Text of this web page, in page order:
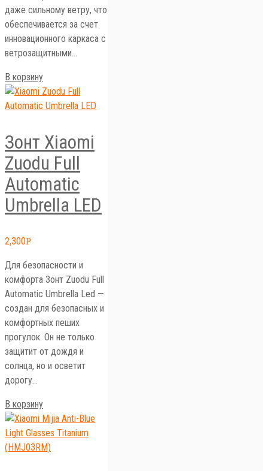
даже сильному ветру, что
обеспечивается за счет
инновационного каркаса с
ветрозащитными…
В корзину
Зонт Xiaomi
Zuodu Full
Automatic
Umbrella LED
2,300Р
Для безопасности и
комфорта Зонт Zuodu Full
Automatic Umbrella Led —
создан для безопасных и
комфортных пеших
прогулок. Он не только
защитит от дождя и
солнца, но и осветит
дорогу…
В корзину